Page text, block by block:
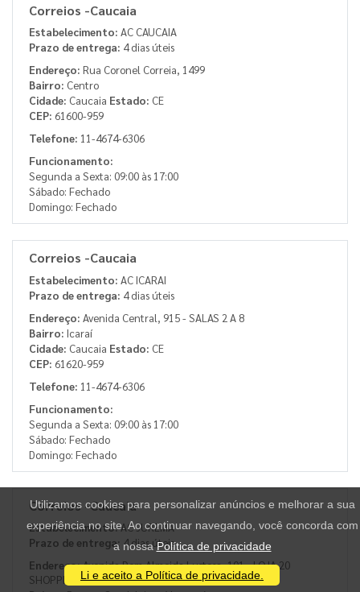
Correios -Caucaia
Estabelecimento: AC CAUCAIA
Prazo de entrega: 4 dias úteis
Endereço: Rua Coronel Correia, 1499
Bairro: Centro
Cidade: Caucaia Estado: CE
CEP: 61600-959
Telefone: 11-4674-6306
Funcionamento:
Segunda a Sexta: 09:00 às 17:00
Sábado: Fechado
Domingo: Fechado
Correios -Caucaia
Estabelecimento: AC ICARAI
Prazo de entrega: 4 dias úteis
Endereço: Avenida Central, 915 - SALAS 2 A 8
Bairro: Icaraí
Cidade: Caucaia Estado: CE
CEP: 61620-959
Telefone: 11-4674-6306
Funcionamento:
Segunda a Sexta: 09:00 às 17:00
Sábado: Fechado
Domingo: Fechado
Correios -Caucaia
Estabelecimento:AC JUREMA
Prazo de entrega: 4 dias úteis
Endereço:Avenida Dom Almeida Lustosa, 101 - LOJA 20
SHOPPING JUREMA
Utilizamos cookies para personalizar anúncios e melhorar a sua
experiência no site. Ao continuar navegando, você concorda com
a nossaPolítica de privacidade
Li e aceito a Política de privacidade.